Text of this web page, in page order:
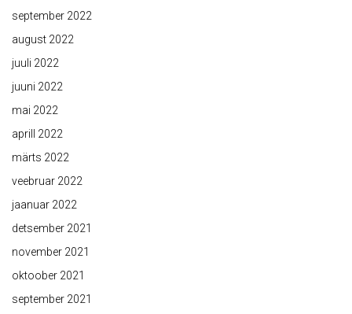
september 2022
august 2022
juuli 2022
juuni 2022
mai 2022
aprill 2022
märts 2022
veebruar 2022
jaanuar 2022
detsember 2021
november 2021
oktoober 2021
september 2021